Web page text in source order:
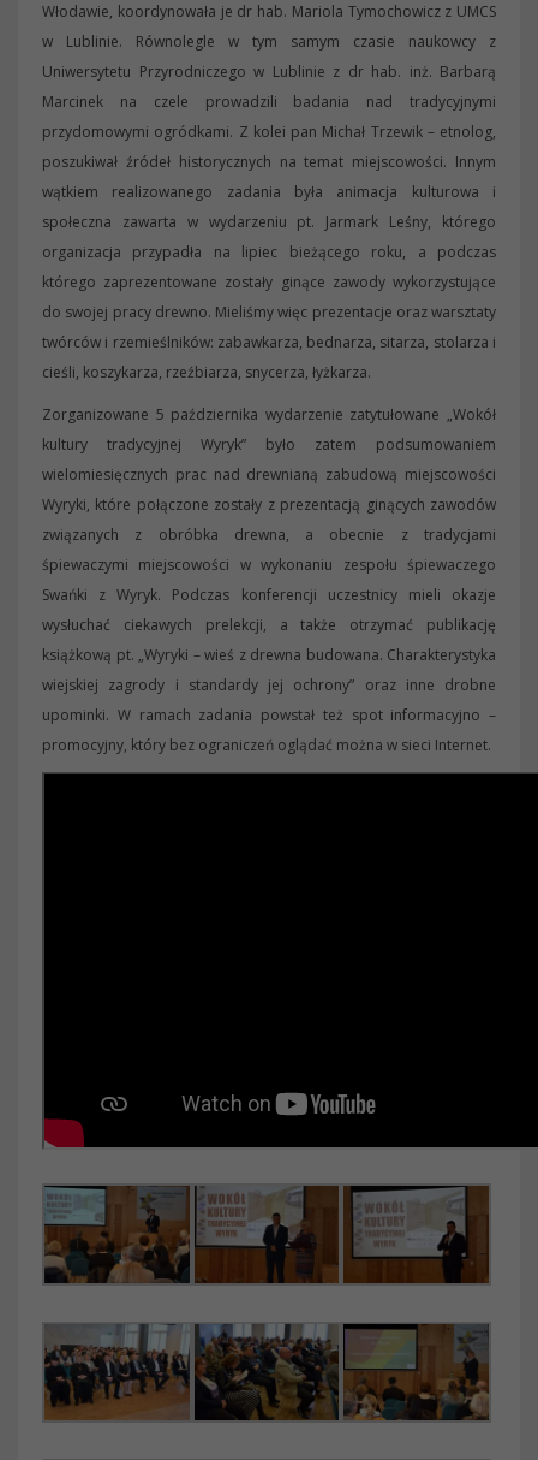
Włodawie, koordynowała je dr hab. Mariola Tymochowicz z UMCS
w Lublinie. Równolegle w tym samym czasie naukowcy z
Uniwersytetu Przyrodniczego w Lublinie z dr hab. inż. Barbarą
Marcinek na czele prowadzili badania nad tradycyjnymi
przydomowymi ogródkami. Z kolei pan Michał Trzewik – etnolog,
poszukiwał źródeł historycznych na temat miejscowości. Innym
wątkiem realizowanego zadania była animacja kulturowa i
społeczna zawarta w wydarzeniu pt. Jarmark Leśny, którego
organizacja przypadła na lipiec bieżącego roku, a podczas
którego zaprezentowane zostały ginące zawody wykorzystujące
do swojej pracy drewno. Mieliśmy więc prezentacje oraz warsztaty
twórców i rzemieślników: zabawkarza, bednarza, sitarza, stolarza i
cieśli, koszykarza, rzeźbiarza, snycerza, łyżkarza.
Zorganizowane 5 października wydarzenie zatytułowane „Wokół
kultury tradycyjnej Wyryk” było zatem podsumowaniem
wielomiesięcznych prac nad drewnianą zabudową miejscowości
Wyryki, które połączone zostały z prezentacją ginących zawodów
związanych z obróbka drewna, a obecnie z tradycjami
śpiewaczymi miejscowości w wykonaniu zespołu śpiewaczego
Swańki z Wyryk. Podczas konferencji uczestnicy mieli okazje
wysłuchać ciekawych prelekcji, a także otrzymać publikację
książkową pt. „Wyryki – wieś z drewna budowana. Charakterystyka
wiejskiej zagrody i standardy jej ochrony” oraz inne drobne
upominki. W ramach zadania powstał też spot informacyjno –
promocyjny, który bez ograniczeń oglądać można w sieci Internet.